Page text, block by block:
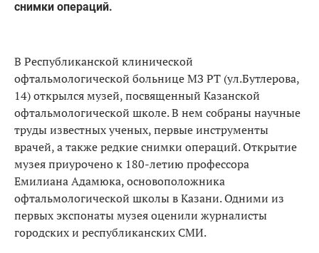
снимки операций.
В Республиканской клинической
офтальмологической больнице МЗ РТ (ул.Бутлерова,
14) открылся музей, посвященный Казанской
офтальмологической школе. В нем собраны научные
труды известных ученых, первые инструменты
врачей, а также редкие снимки операций. Открытие
музея приурочено к 180-летию профессора
Емилиана Адамюка, основоположника
офтальмологической школы в Казани. Одними из
первых экспонаты музея оценили журналисты
городских и республиканских СМИ.